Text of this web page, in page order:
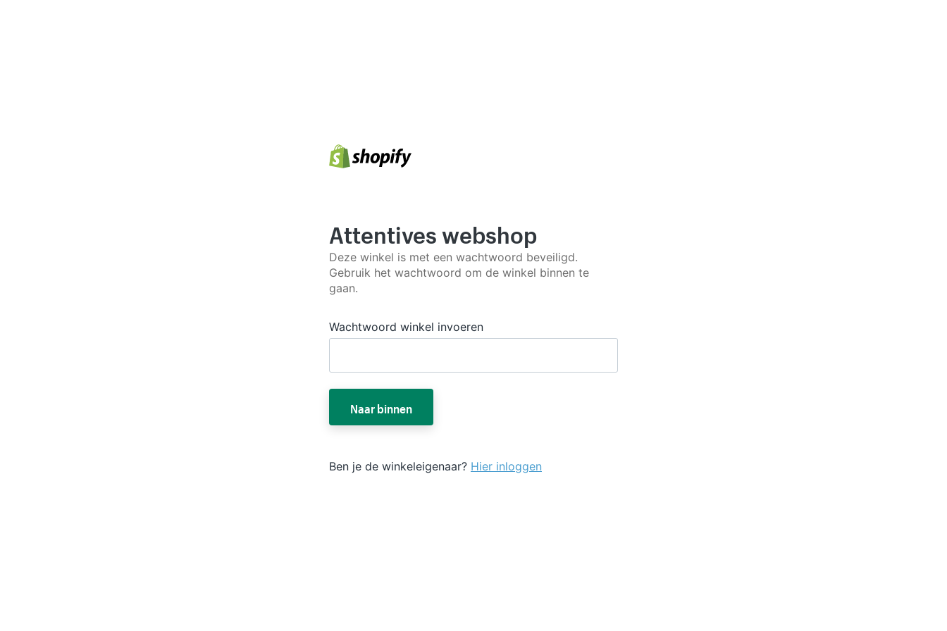
Attentives webshop
Deze winkel is met een wachtwoord beveiligd.
Gebruik het wachtwoord om de winkel binnen te
gaan.
Wachtwoord winkel invoeren
Naar binnen
Ben je de winkeleigenaar? Hier inloggen